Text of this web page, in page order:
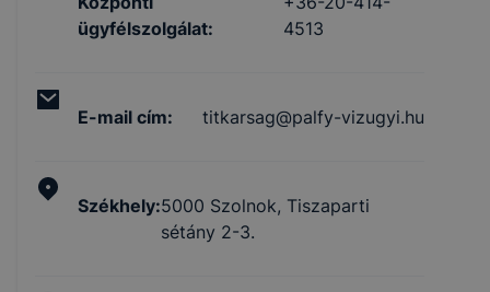
ügyfélszolgálat:
4513
E-mail cím: titkarsag@palfy-vizugyi.hu
Székhely:5000 Szolnok, Tiszaparti
sétány 2-3.